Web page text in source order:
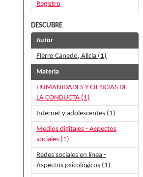
Registro
DESCUBRE
Autor
Fierro Canedo, Alicia (1)
Materia
HUMANIDADES Y CIENCIAS DE
LA CONDUCTA (1)
Internet y adolescentes (1)
Medios digitales - Aspectos
sociales (1)
Redes sociales en línea -
Aspectos psicológicos (1)